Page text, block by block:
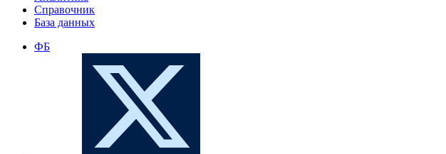
Справочник
База данных
ФБ